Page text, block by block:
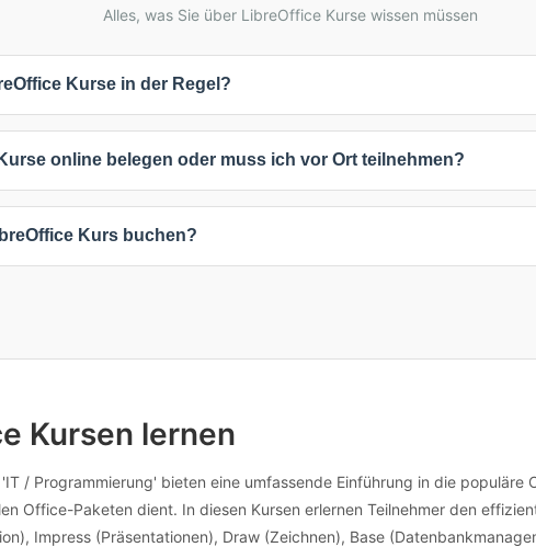
Alles, was Sie über LibreOffice Kurse wissen müssen
Kurse in der Regel?
Weiterbildungen mehr Zeit in Anspruch nehmen.
online belegen oder muss ich vor Ort teilnehmen?
Austausch ermöglichen. Inhouse-Schulungen können individuell
Kurs buchen?
Kursen lernen
/ Programmierung' bieten eine umfassende Einführung in die
Office-Paketen dient. In diesen Kursen erlernen Teilnehmer den
Impress (Präsentationen), Draw (Zeichnen), Base